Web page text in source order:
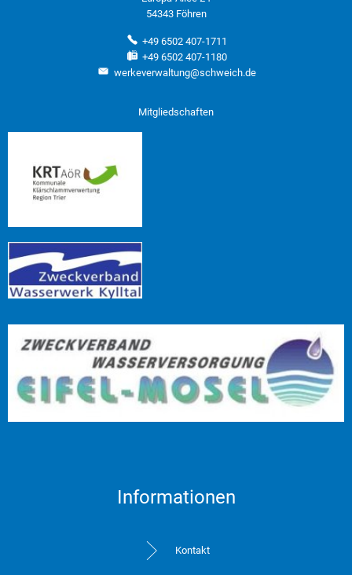
54343 Föhren
+49 6502 407-1711
+49 6502 407-1180
werkeverwaltung@schweich.de
Mitgliedschaften
Informationen
Kontakt